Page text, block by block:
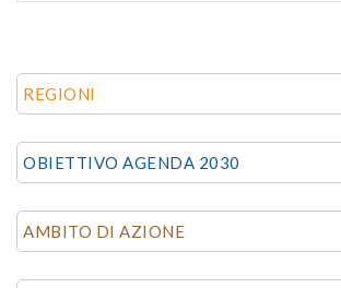
REGIONI
OBIETTIVO AGENDA 2030
AMBITO DI AZIONE